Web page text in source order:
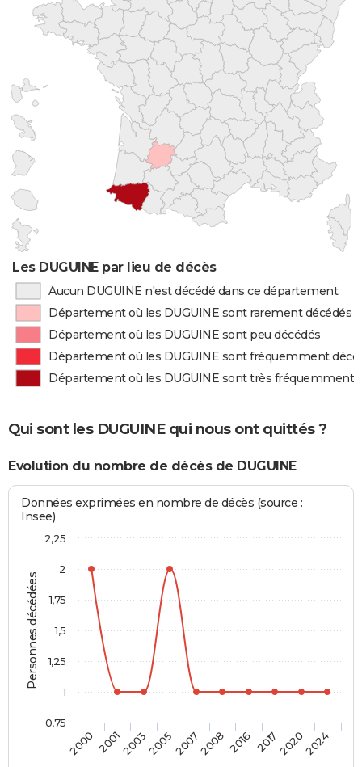
Les DUGUINE par lieu de décès
Aucun DUGUINE n'est décédé dans ce département
Département où les DUGUINE sont rarement décédés
Département où les DUGUINE sont peu décédés
Département où les DUGUINE sont fréquemment
Département où les DUGUINE sont très fréquemment
Qui sont les DUGUINE qui nous ont quittés ?
Evolution du nombre de décès de DUGUINE
Personnes décédées
Données exprimées en nombre de décès (source :
Insee)
2000 20012003200520072008 2016 201720202024
0,75
1
1,25
1,5
1,75
2
2,25